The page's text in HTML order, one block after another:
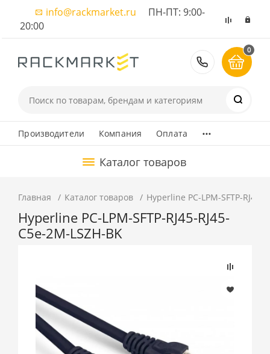
info@rackmarket.ru ПН-ПТ: 9:00-
20:00
8 (495)
0
Производители Компания Оплата ...
Каталог товаров
Главная Каталог товаров Hyperline PC-LPM-SFTP-RJ45-
Hyperline PC-LPM-SFTP-RJ45-RJ45-
C5e-2M-LSZH-BK